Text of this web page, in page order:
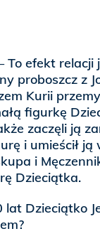
To efekt relacji
proboszcz z
Kurii
figurkę
zaczęli ją
i umieścił ją
i
Dzieciątka.
Dzieciątko